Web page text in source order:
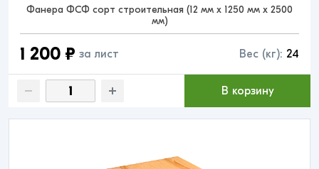
Фанера ФСФ сорт строительная (12 мм x 1250 мм x 2500
мм)
1 200 ₽ за лист Вес (кг): 24
В корзину